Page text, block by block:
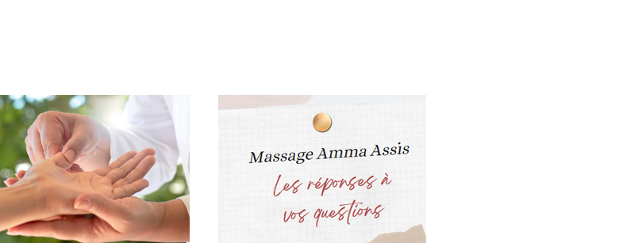
détaillée et les précautions
essentielles pour un rituel efficace et
respectueux de votre peau.